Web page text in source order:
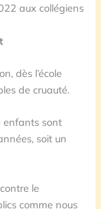
aux collégiens
dès l’école
de cruauté.
enfants sont
soit un
le
comme nous